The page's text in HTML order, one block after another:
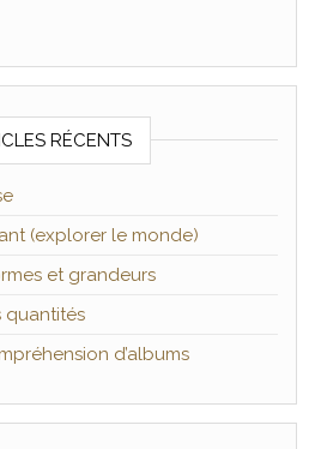
RÉCENTS
(explorer le monde)
et grandeurs
quantités
d’albums